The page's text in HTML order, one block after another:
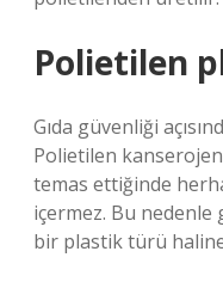
Polietilen
Gıda güvenliği
Polietilen
temas ettiğinde
içermez. Bu nedenle
bir plastik türü